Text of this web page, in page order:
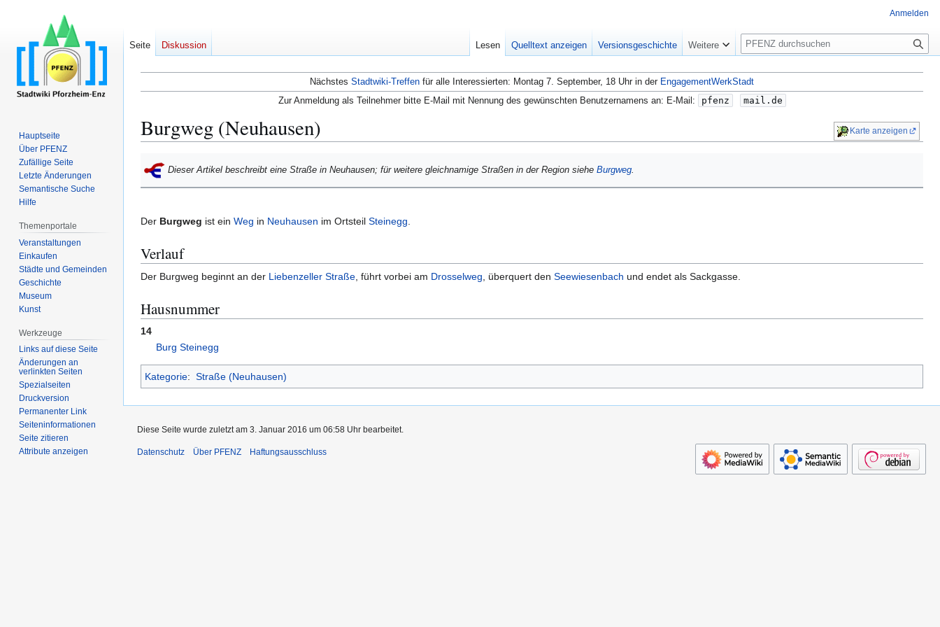
Nächstes Stadtwiki-Treffen für alle Interessierten: Montag 7. September, 18 Uhr in der EngagementWerkStadt
Zur Anmeldung als Teilnehmer bitte E-Mail mit Nennung des gewünschten Benutzernamens an: E-Mail:
pfenz mail.de
Burgweg (Neuhausen)
Navigation
springen
Suche
springen
Dieser Artikel beschreibt eine Straße in Neuhausen; für weitere gleichnamige Straßen in der Region siehe Burgweg
Karte anzeigen
Der Burgweg ist ein Weg in Neuhausen im Ortsteil Steinegg.
Verlauf
Der Burgweg beginnt an der Liebenzeller Straße, führt vorbei am Drosselweg, überquert den Seewiesenbach und endet als Sackgasse.
Hausnummer
14
Burg Steinegg
Kategorie: Straße (Neuhausen)
Anmelden
Seite Diskussion Lesen Quelltext anzeigen Versionsgeschichte Weitere
S
u
c
h
e
Hauptseite
Über PFENZ
Zufällige Seite
Letzte Änderungen
Semantische Suche
Hilfe
Themenportale
Veranstaltungen
Einkaufen
Städte und Gemeinden
Geschichte
Museum
Kunst
Werkzeuge
Links auf diese Seite
Änderungen an
verlinkten Seiten
Spezialseiten
Druckversion
Permanenter Link
Seiten­­informationen
Seite zitieren
Attribute anzeigen
Diese Seite wurde zuletzt am 3. Januar 2016 um 06:58 Uhr bearbeitet.
Datenschutz Über PFENZ Haftungsausschluss